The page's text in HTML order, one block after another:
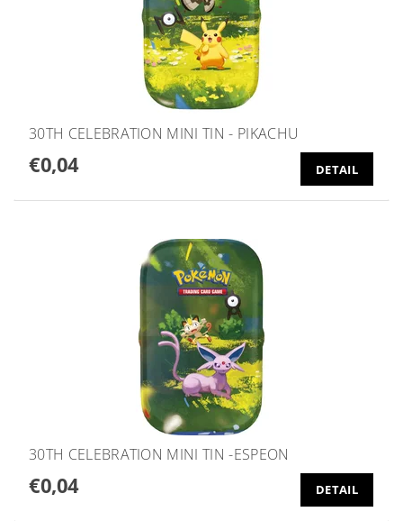
30TH CELEBRATION MINI TIN - PIKACHU
€0,04 DETAIL
30TH CELEBRATION MINI TIN -ESPEON
€0,04 DETAIL